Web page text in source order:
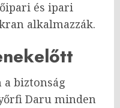
és ipari
alkalmazzák.
biztonság
Daru minden